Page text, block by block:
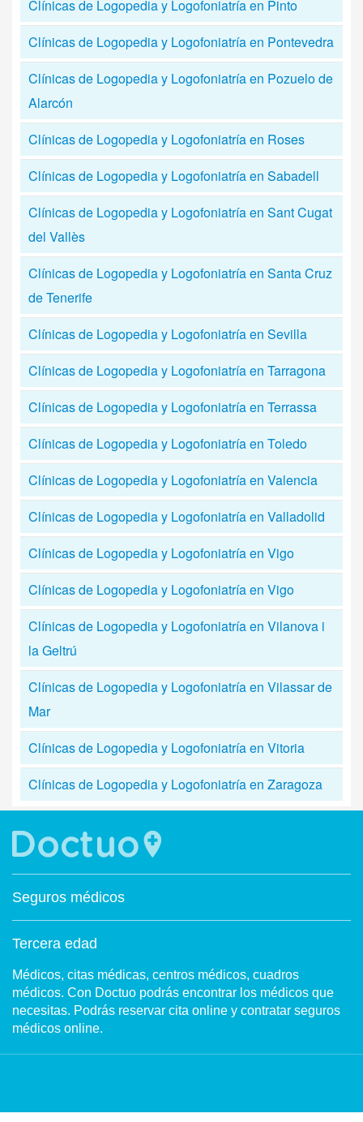
Clínicas de Logopedia y Logofoniatría en Pinto
Clínicas de Logopedia y Logofoniatría en Pontevedra
Clínicas de Logopedia y Logofoniatría en Pozuelo de
Alarcón
Clínicas de Logopedia y Logofoniatría en Roses
Clínicas de Logopedia y Logofoniatría en Sabadell
Clínicas de Logopedia y Logofoniatría en Sant Cugat
del Vallès
Clínicas de Logopedia y Logofoniatría en Santa Cruz
de Tenerife
Clínicas de Logopedia y Logofoniatría en Sevilla
Clínicas de Logopedia y Logofoniatría en Tarragona
Clínicas de Logopedia y Logofoniatría en Terrassa
Clínicas de Logopedia y Logofoniatría en Toledo
Clínicas de Logopedia y Logofoniatría en Valencia
Clínicas de Logopedia y Logofoniatría en Valladolid
Clínicas de Logopedia y Logofoniatría en Vigo
Clínicas de Logopedia y Logofoniatría en Vigo
Clínicas de Logopedia y Logofoniatría en Vilanova i
la Geltrú
Clínicas de Logopedia y Logofoniatría en Vilassar de
Mar
Clínicas de Logopedia y Logofoniatría en Vitoria
Clínicas de Logopedia y Logofoniatría en Zaragoza
Seguros médicos
Tercera edad
Médicos, citas médicas, centros médicos, cuadros
médicos. Con Doctuo podrás encontrar los médicos que
necesitas. Podrás reservar cita online y contratar seguros
médicos online.